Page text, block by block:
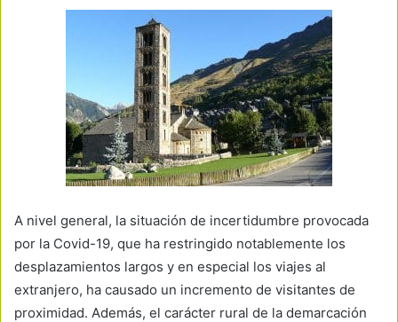
A nivel general, la situación de incertidumbre provocada
por la Covid-19, que ha restringido notablemente los
desplazamientos largos y en especial los viajes al
extranjero, ha causado un incremento de visitantes de
proximidad. Además, el carácter rural de la demarcación